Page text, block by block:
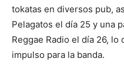
tokatas en diversos pub,
Pelagatos el día 25 y una
Reggae Radio el día 26,
impulso para la banda.